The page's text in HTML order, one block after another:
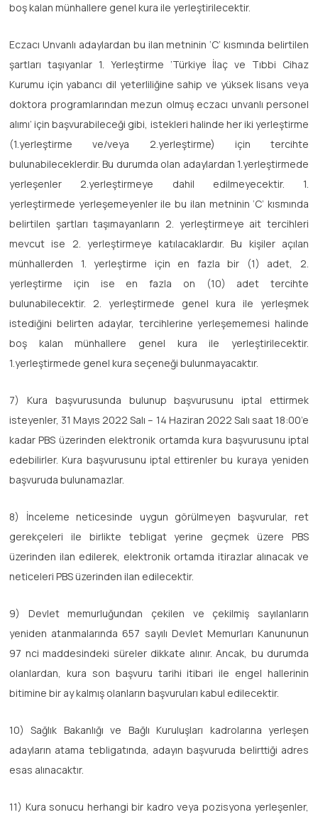
boş kalan münhallere genel kura ile yerleştirilecektir.
Eczacı Unvanlı adaylardan bu ilan metninin ‘C’ kısmında belirtilen
şartları taşıyanlar 1. Yerleştirme ‘Türkiye İlaç ve Tıbbi Cihaz
Kurumu için yabancı dil yeterliliğine sahip ve yüksek lisans veya
doktora programlarından mezun olmuş eczacı unvanlı personel
alımı’ için başvurabileceği gibi, istekleri halinde her iki yerleştirme
(1.yerleştirme ve/veya 2.yerleştirme) için tercihte
bulunabileceklerdir. Bu durumda olan adaylardan 1.yerleştirmede
yerleşenler 2.yerleştirmeye dahil edilmeyecektir. 1.
yerleştirmede yerleşemeyenler ile bu ilan metninin ‘C’ kısmında
belirtilen şartları taşımayanların 2. yerleştirmeye ait tercihleri
mevcut ise 2. yerleştirmeye katılacaklardır. Bu kişiler açılan
münhallerden 1. yerleştirme için en fazla bir (1) adet, 2.
yerleştirme için ise en fazla on (10) adet tercihte
bulunabilecektir. 2. yerleştirmede genel kura ile yerleşmek
istediğini belirten adaylar, tercihlerine yerleşememesi halinde
boş kalan münhallere genel kura ile yerleştirilecektir.
1.yerleştirmede genel kura seçeneği bulunmayacaktır.
7) Kura başvurusunda bulunup başvurusunu iptal ettirmek
isteyenler, 31 Mayıs 2022 Salı – 14 Haziran 2022 Salı saat 18:00’e
kadar PBS üzerinden elektronik ortamda kura başvurusunu iptal
edebilirler. Kura başvurusunu iptal ettirenler bu kuraya yeniden
başvuruda bulunamazlar.
8) İnceleme neticesinde uygun görülmeyen başvurular, ret
gerekçeleri ile birlikte tebligat yerine geçmek üzere PBS
üzerinden ilan edilerek, elektronik ortamda itirazlar alınacak ve
neticeleri PBS üzerinden ilan edilecektir.
9) Devlet memurluğundan çekilen ve çekilmiş sayılanların
yeniden atanmalarında 657 sayılı Devlet Memurları Kanununun
97 nci maddesindeki süreler dikkate alınır. Ancak, bu durumda
olanlardan, kura son başvuru tarihi itibari ile engel hallerinin
bitimine bir ay kalmış olanların başvuruları kabul edilecektir.
10) Sağlık Bakanlığı ve Bağlı Kuruluşları kadrolarına yerleşen
adayların atama tebligatında, adayın başvuruda belirttiği adres
esas alınacaktır.
11) Kura sonucu herhangi bir kadro veya pozisyona yerleşenler,